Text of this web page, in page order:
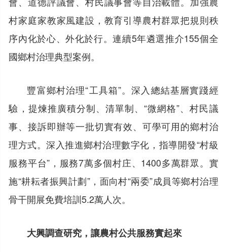
村家庭家教家風建設，教育引導農村群眾把規則秩
序內化於心、外化於行。連續5年遴選推介155個全
國鄉村治理典型案例。
豐富鄉村治理“工具箱”。深入總結基層實踐經
驗，提煉推廣積分制、清單制、“微網格”、村民議
事、接訴即辦等一批切實有效、可學可用的鄉村治
理方式。深入推進鄉村治理數字化，指導開發“村級
服務平台”，服務7萬多個村庄、1400多萬群眾。實
施“耕耘者振興計劃”，面向村“兩委”成員等鄉村治理
骨干開展免費培訓5.2萬人次。
大興調查研究，讓農村公共服務實起來